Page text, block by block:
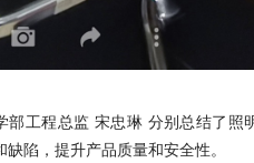
工程总监 宋忠琳 分别总结了照
陷，提升产品质量和安全性。